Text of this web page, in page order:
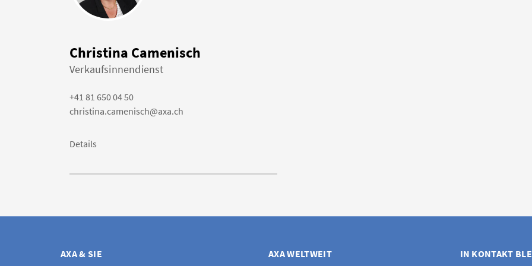
Christina Camenisch
Verkaufsinnendienst
+41 81 650 04 50
christina.camenisch@axa.ch
Details
AXA & SIE AXA WELTWEIT IN KONTAKT